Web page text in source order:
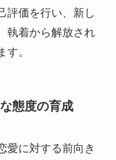
評価を行い、新し
執着から解放され
。
態度の育成
愛に対する前向き